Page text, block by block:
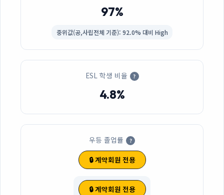
97%
중위값(공,사립전체 기준): 92.0% 대비 High
ESL 학생 비율 ?
4.8%
우등 졸업률 ?
🔒 계약회원 전용
🔒 계약회원 전용